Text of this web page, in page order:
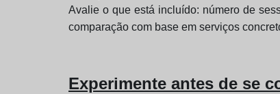
Avalie o que está incluído: número de
comparação com base em serviços
Experimente antes de se